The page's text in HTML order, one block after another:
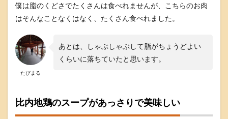
購
方
（
ふ
る
と
税
も
）
僕は脂のくどさでたくさんは食べれませんが、こちらのお肉
はそんなことなくはなく、たくさん食べれました。
たびまる
あとは、しゃぶしゃぶして脂がちょうどよい
くらいに落ちていたと思います。
比内地鶏のスープがあっさりで美味しい